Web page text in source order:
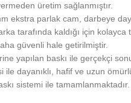
üretim sağlanmıştır.
ekstra parlak cam, darbeye
tarafında kaldığı için kolayca
güvenli hale getirilmiştir.
yapılan baskı ile gerçekçi
dayanıklı, hafif ve uzun
sistemi ile